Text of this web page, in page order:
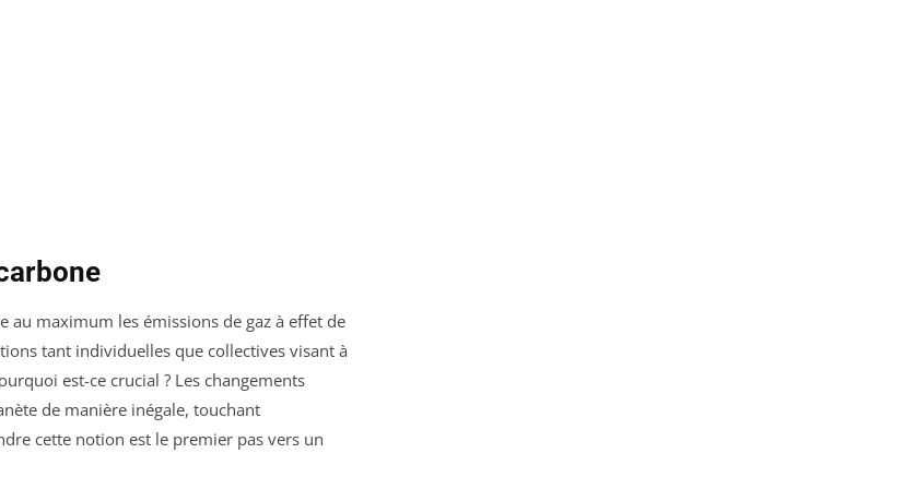
au maximum les émissions de gaz à effet de
tant individuelles que collectives visant à
est-ce crucial ? Les changements
de manière inégale, touchant
cette notion est le premier pas vers un